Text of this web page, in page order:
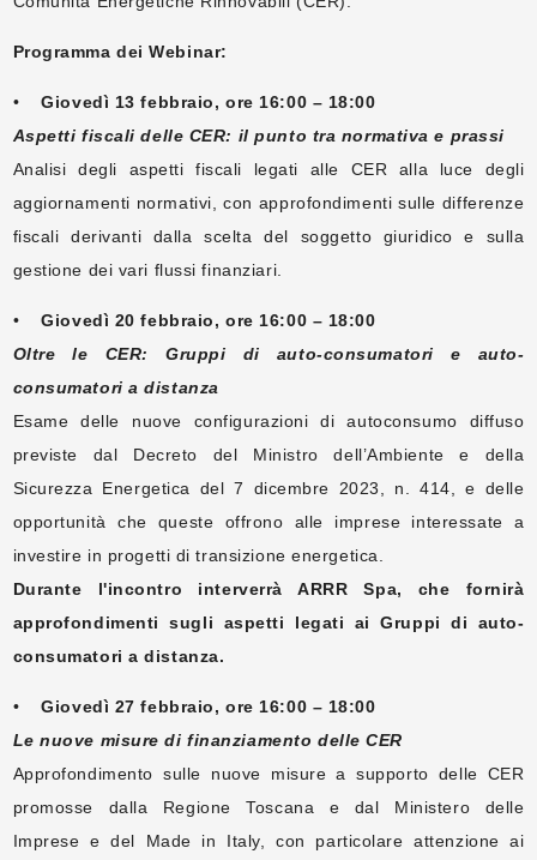
Programma dei Webinar:
•Giovedì 13 febbraio, ore 16:00 – 18:00
Aspetti fiscali delle CER: il punto tra normativa e prassi
Analisi degli aspetti fiscali legati alle CER alla luce degli
aggiornamenti normativi, con approfondimenti sulle differenze
fiscali derivanti dalla scelta del soggetto giuridico e sulla
gestione dei vari flussi finanziari.
•Giovedì 20 febbraio, ore 16:00 – 18:00
Oltre le CER: Gruppi di auto-consumatori e auto-
consumatori a distanza
Esame delle nuove configurazioni di autoconsumo diffuso
previste dal Decreto del Ministro dell’Ambiente e della
Sicurezza Energetica del 7 dicembre 2023, n. 414, e delle
opportunità che queste offrono alle imprese interessate a
investire in progetti di transizione energetica.
Durante l'incontro interverrà ARRR Spa, che fornirà
approfondimenti sugli aspetti legati ai Gruppi di auto-
consumatori a distanza.
•Giovedì 27 febbraio, ore 16:00 – 18:00
Le nuove misure di finanziamento delle CER
Approfondimento sulle nuove misure a supporto delle CER
promosse dalla Regione Toscana e dal Ministero delle
Imprese e del Made in Italy, con particolare attenzione ai